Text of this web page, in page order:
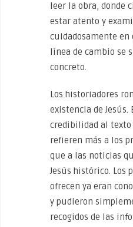
leer la obra, donde
estar atento y
cuidadosamente en
línea de cambio se
concreto.
Los historiadores
existencia de Jesús.
credibilidad al texto
refieren más a los
que a las noticias
Jesús histórico. Los
ofrecen ya eran
y pudieron
recogidos de las